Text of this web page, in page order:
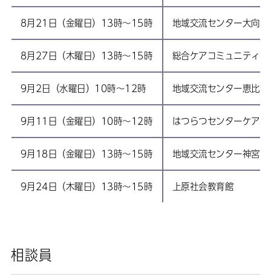
8月21日（金曜日）13時～15時 地域交流センター大向
8月27日（木曜日）13時～15時 総合ケアコミュニティ・
9月2日（水曜日）10時～12時 地域交流センター恵比寿
9月11日（金曜日）10時～12時 はつらつセンターケア
9月18日（金曜日）13時～15時 地域交流センター神宮前
9月24日（木曜日）13時～15時 上原社会教育館
相談員